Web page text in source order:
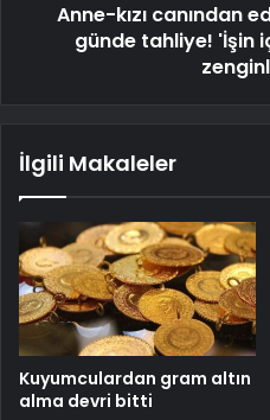
Anne-kızı canından
günde tahliye! 'İşin
İlgili Makaleler
Kuyumculardan gram altın
alma devri bitti